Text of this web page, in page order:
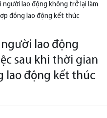
người lao động không trở lại làm
đồng lao động kết thúc
lao động
sau khi thời gian
lao động kết thúc